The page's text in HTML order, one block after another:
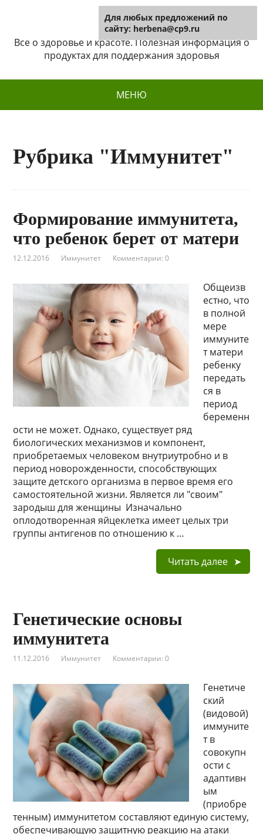
Herbena
Все о здоровье и красоте. Полезная информация о
продуктах для поддержания здоровья
МЕНЮ
Рубрика "Иммунитет"
Формирование иммунитета,
что ребенок берет от матери
12.12.2016 Иммунитет Комментарии: 0
Общеизв
естно, что
в полной
мере
иммуните
т матери
ребенку
передать
ся в
период
беременн
ости не может. Однако, существует ряд
биологических механизмов и компонент,
приобретаемых человеком внутриутробно и в
период новорожденности, способствующих
защите детского организма в первое время его
самостоятельной жизни. Является ли "своим"
зародыш для женщины Изначально
оплодотворенная яйцеклетка имеет целых три
группы антигенов по отношению к …
Читать далее
Генетические основы
иммунитета
11.12.2016 Иммунитет Комментарии: 0
Генетиче
ский
(видовой)
иммуните
т в
совокупн
ости с
адаптивн
ым
(приобре
тенным) иммунитетом составляют единую систему,
обеспечивающую защитную реакцию на атаки
Для любых предложений по
сайту: herbena@cp9.ru